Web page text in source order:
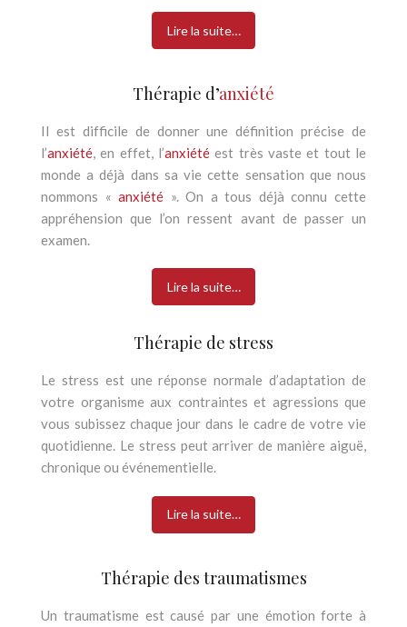
Lire la suite…
Thérapie d’anxiété
Il est difficile de donner une définition précise de
l’anxiété, en effet, l’anxiété est très vaste et tout le
monde a déjà dans sa vie cette sensation que nous
nommons «anxiété ». On a tous déjà connu cette
appréhension que l’on ressent avant de passer un
examen.
Lire la suite…
Thérapie de stress
Le stress est une réponse normale d’adaptation de
votre organisme aux contraintes et agressions que
vous subissez chaque jour dans le cadre de votre vie
quotidienne. Le stress peut arriver de manière aiguë,
chronique ou événementielle.
Lire la suite…
Thérapie des traumatismes
Un traumatisme est causé par une émotion forte à